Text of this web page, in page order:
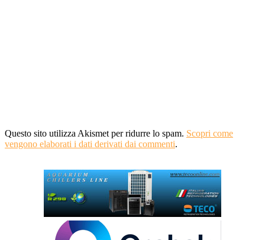
Questo sito utilizza Akismet per ridurre lo spam. Scopri come
vengono elaborati i dati derivati dai commenti.